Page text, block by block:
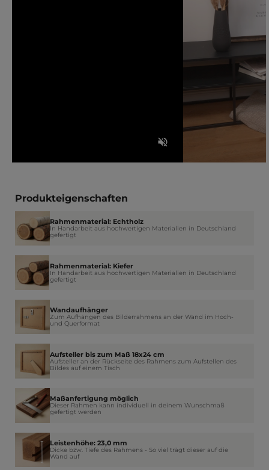
Produkteigenschaften
Rahmenmaterial: Echtholz
In Handarbeit aus hochwertigen Materialien in Deutschland
gefertigt
Rahmenmaterial: Kiefer
In Handarbeit aus hochwertigen Materialien in Deutschland
gefertigt
Wandaufhänger
Zum Aufhängen des Bilderrahmens an der Wand im Hoch-
und Querformat
Aufsteller bis zum Maß 18x24 cm
Aufsteller an der Rückseite des Rahmens zum Aufstellen des
Bildes auf einem Tisch
Maßanfertigung möglich
Dieser Rahmen kann individuell in deinem Wunschmaß
gefertigt werden
Leistenhöhe: 23,0 mm
Dicke bzw. Tiefe des Rahmens - So viel trägt dieser auf die
Wand auf